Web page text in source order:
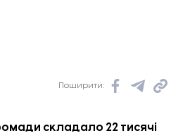
Поширити:
складало 22 тисячі